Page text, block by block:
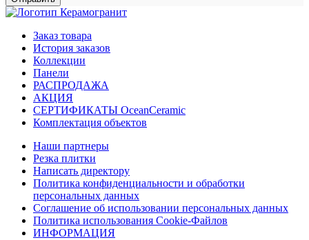
Заказ товара
История заказов
Коллекции
Панели
РАСПРОДАЖА
АКЦИЯ
СЕРТИФИКАТЫ OceanCeramic
Комплектация объектов
Наши партнеры
Резка плитки
Написать директору
Политика конфиденциальности и обработки
персональных данных
Соглашение об использовании персональных данных
Политика использования Cookie-Файлов
ИНФОРМАЦИЯ